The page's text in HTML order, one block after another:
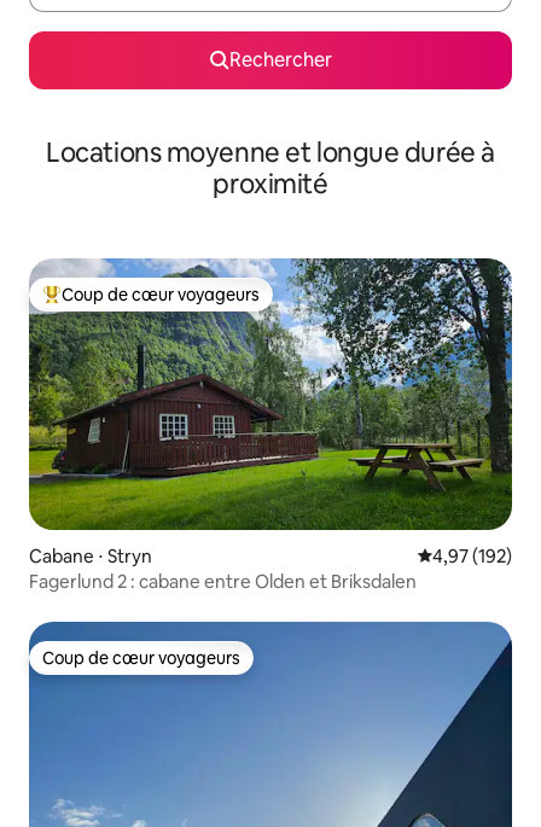
Rechercher
Locations moyenne et longue durée à
proximité
Coups de cœur voyageurs les plus appréciés
Coup de cœur voyageurs
Cabane ⋅ Stryn Évaluation
4,97 (192)
Fagerlund 2 : cabane entre Olden et Briksdalen
Coup de cœur voyageurs
Coup de cœur voyageurs